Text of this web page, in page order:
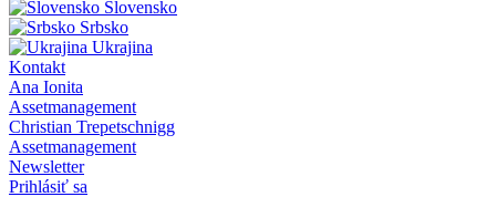
Slovensko
Srbsko
Ukrajina
Kontakt
Ana Ionita
Assetmanagement
Christian Trepetschnigg
Assetmanagement
Newsletter
Prihlásiť sa